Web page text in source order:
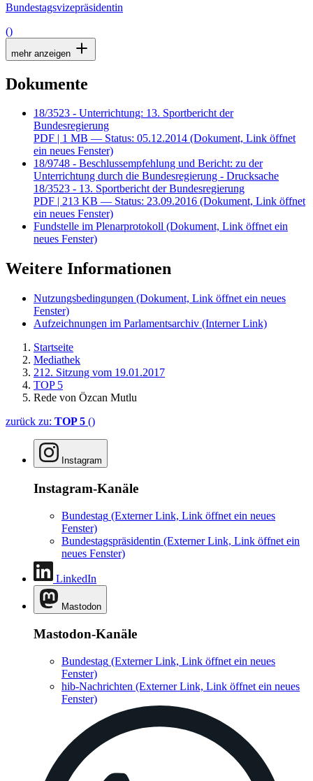
Bundestagsvizepräsidentin
()
mehr anzeigen
Dokumente
18/3523 - Unterrichtung: 13. Sportbericht der
Bundesregierung
PDF | 1 MB — Status: 05.12.2014 (Dokument, Link öffnet
ein neues Fenster)
18/9748 - Beschlussempfehlung und Bericht: zu der
Unterrichtung durch die Bundesregierung - Drucksache
18/3523 - 13. Sportbericht der Bundesregierung
PDF | 213 KB — Status: 23.09.2016 (Dokument, Link öffnet
ein neues Fenster)
Fundstelle im Plenarprotokoll (Dokument, Link öffnet ein
neues Fenster)
Weitere Informationen
Nutzungsbedingungen (Dokument, Link öffnet ein neues
Fenster)
Aufzeichnungen im Parlamentsarchiv (Interner Link)
Startseite
Mediathek
212. Sitzung vom 19.01.2017
TOP 5
Rede von Özcan Mutlu
zurück zu: TOP 5 ()
Instagram
Instagram-Kanäle
Bundestag (Externer Link, Link öffnet ein neues
Fenster)
Bundestagspräsidentin (Externer Link, Link öffnet ein
neues Fenster)
LinkedIn
Mastodon
Mastodon-Kanäle
Bundestag (Externer Link, Link öffnet ein neues
Fenster)
hib-Nachrichten (Externer Link, Link öffnet ein neues
Fenster)